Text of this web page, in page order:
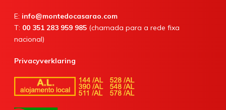
E: info@montedocasarao.com
T: 00 351 283 959 985 (chamada para a rede fixa
nacional)
Privacyverklaring